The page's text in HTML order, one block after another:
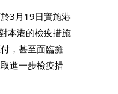
3月19日實施港
本港的檢疫措施
，甚至面臨癱
進一步檢疫措